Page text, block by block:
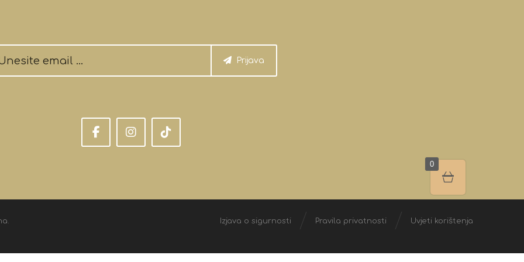
Prijava
Uvjeti korištenja
Pravila privatnosti
Izjava o sigurnosti
0